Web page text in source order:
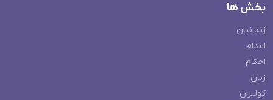
بخش ها
زندانیان
اعدام
احکام
زنان
کولبران